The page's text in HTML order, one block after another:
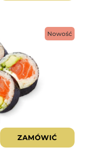
Nowość
ZAMÓWIĆ